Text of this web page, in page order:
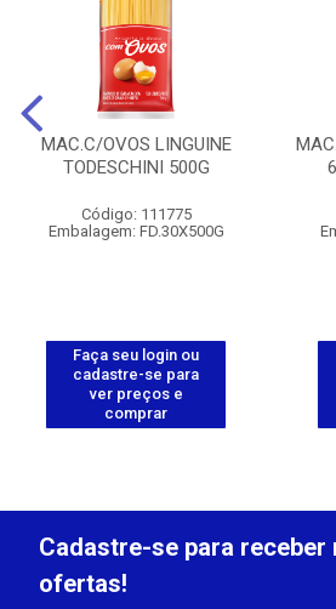
MAC.C/OVOS LINGUINE
TODESCHINI 500G
Código: 111775
Embalagem: FD.30X500G
Faça seu login ou
cadastre-se para
ver preços e
comprar
Cadastre-se para receber
ofertas!